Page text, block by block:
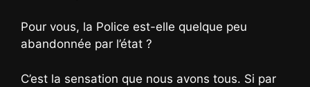
Pour vous, la Police est-elle quelque peu
abandonnée par l’état ?
C’est la sensation que nous avons tous. Si par